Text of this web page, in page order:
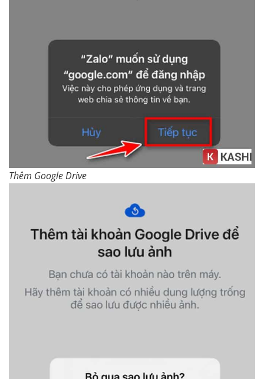
Thêm Google Drive